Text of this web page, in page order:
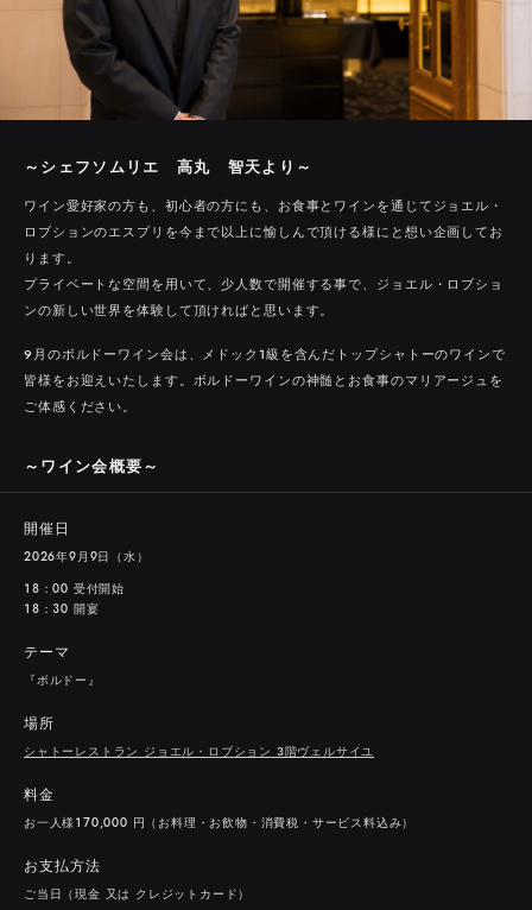
～シェフソムリエ 高丸 智天より～
ワイン愛好家の方も、初心者の方にも、お食事とワインを通じてジョエル・
ロブションのエスプリを今まで以上に愉しんで頂ける様にと想い企画してお
ります。
プライベートな空間を用いて、少人数で開催する事で、ジョエル・ロブショ
ンの新しい世界を体験して頂ければと思います。
9月のボルドーワイン会は、メドック1級を含んだトップシャトーのワインで
皆様をお迎えいたします。ボルドーワインの神髄とお食事のマリアージュを
ご体感ください。
～ワイン会概要～
開催日
２０２６年９月９日（水）
１８：００ 受付開始
１８：３０ 開宴
テーマ
『ボルドー』
場所
シャトーレストラン ジョエル・ロブション 3階ヴェルサイユ
料金
お一人様１７０,０００ 円（お料理・お飲物・消費税・サービス料込み）
お支払方法
ご当日（現金 又は クレジットカード）